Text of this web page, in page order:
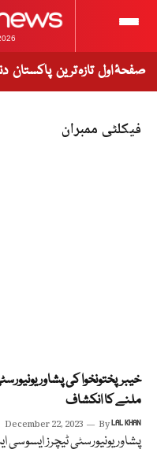
صفحۂ اول تازہ ترین پاکستان
فیکلٹی ممبران
خیبرپختونخوا کی پشاور
ملنے کا انکشاف
December 22, 2023 ByLAL KHAN
پشاور یونیورسٹی ٹیچرز